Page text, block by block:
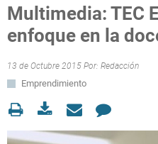
Multimedia: TEC
enfoque en la
13 de Octubre 2015 Por: Redacción
Emprendimiento